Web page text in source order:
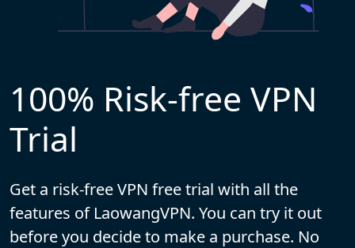
100% Risk-free VPN
Trial
Get a risk-free VPN free trial with all the
features of LaowangVPN. You can try it out
before you decide to make a purchase. No